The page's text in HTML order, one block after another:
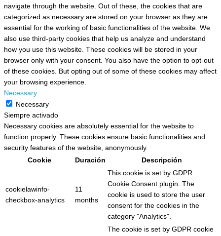
navigate through the website. Out of these, the cookies that are
categorized as necessary are stored on your browser as they are
essential for the working of basic functionalities of the website. We
also use third-party cookies that help us analyze and understand
how you use this website. These cookies will be stored in your
browser only with your consent. You also have the option to opt-out
of these cookies. But opting out of some of these cookies may affect
your browsing experience.
Necessary
Necessary
Siempre activado
Necessary cookies are absolutely essential for the website to
function properly. These cookies ensure basic functionalities and
security features of the website, anonymously.
Cookie
Duración Descripción
cookielawinfo-
checkbox-analytics
11
months
This cookie is set by GDPR
Cookie Consent plugin. The
cookie is used to store the user
consent for the cookies in the
category "Analytics".
The cookie is set by GDPR cookie